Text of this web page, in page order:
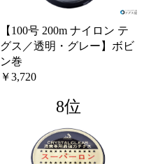
【100号 200m ナイロン テ
グス／透明・グレー】ボビ
ン巻
￥3,720
8位